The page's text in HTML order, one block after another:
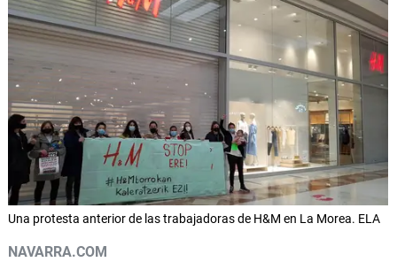
Una protesta anterior de las trabajadoras de H&M en La Morea. ELA
NAVARRA.COM